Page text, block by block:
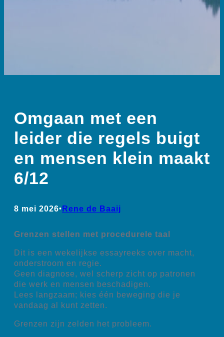
Omgaan met een
leider die regels buigt
en mensen klein maakt
6/12
8 mei 2026• Rene de Baaij
Grenzen stellen met procedurele taal
Dit is een wekelijkse essayreeks over macht,
onderstroom en regie.
Geen diagnose, wel scherp zicht op patronen
die werk en mensen beschadigen.
Lees langzaam; kies één beweging die je
vandaag al kunt zetten.
Grenzen zijn zelden het probleem.